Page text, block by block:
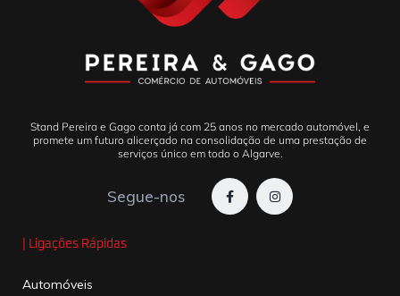
Stand Pereira e Gago conta já com 25 anos no mercado automóvel, e
promete um futuro alicerçado na consolidação de uma prestação de
serviços único em todo o Algarve.
Segue-nos
| Ligações Rápidas
Automóveis